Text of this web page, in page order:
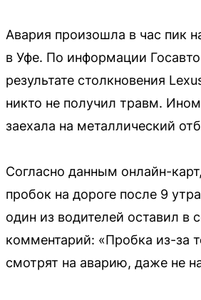
Авария произошла в час пик
в Уфе. По информации
результате столкновения
никто не получил травм.
заехала на металлический
Согласно данным онлайн-
пробок на дороге после 9
один из водителей оставил в
комментарий: «Пробка из-за
смотрят на аварию, даже не